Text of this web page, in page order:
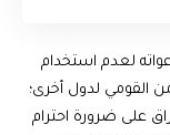
لعدم استخدام
القومي لدول أخرى؛
على ضرورة احترام